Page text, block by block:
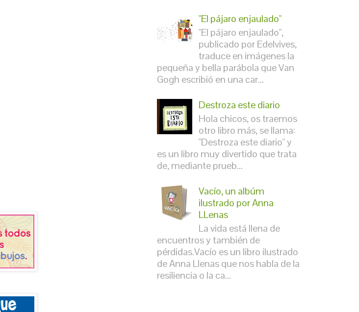
"El pájaro enjaulado"
"El pájaro enjaulado",
publicado por Edelvives,
traduce en imágenes la
pequeña y bella parábola que Van
Gogh escribió en una car...
Destroza este diario
Hola chicos, os traemos
otro libro más, se llama:
"Destroza este diario" y
es un libro muy divertido que trata
de, mediante prueb...
Vacío, un albúm
ilustrado por Anna
LLenas
La vida está llena de
encuentros y también de
pérdidas.Vacío es un libro ilustrado
de Anna Llenas que nos habla de la
resiliencia o la ca...